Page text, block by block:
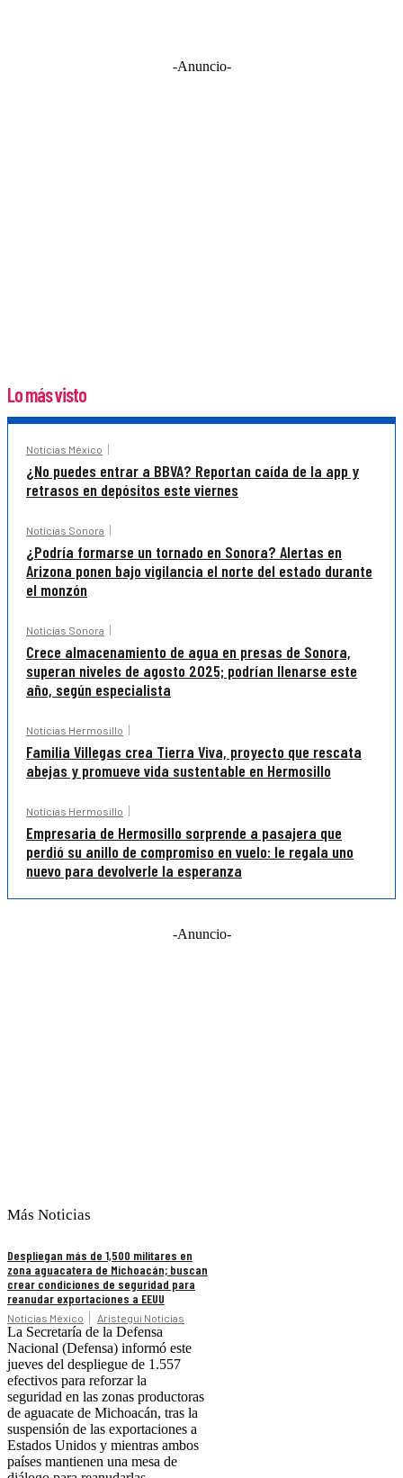
-Anuncio-
Lo más visto
Noticias México
¿No puedes entrar a BBVA? Reportan caída de la app y
retrasos en depósitos este viernes
Noticias Sonora
¿Podría formarse un tornado en Sonora? Alertas en
Arizona ponen bajo vigilancia el norte del estado durante
el monzón
Noticias Sonora
Crece almacenamiento de agua en presas de Sonora,
superan niveles de agosto 2025; podrían llenarse este
año, según especialista
Noticias Hermosillo
Familia Villegas crea Tierra Viva, proyecto que rescata
abejas y promueve vida sustentable en Hermosillo
Noticias Hermosillo
Empresaria de Hermosillo sorprende a pasajera que
perdió su anillo de compromiso en vuelo: le regala uno
nuevo para devolverle la esperanza
-Anuncio-
Más Noticias
Despliegan más de 1,500 militares en
zona aguacatera de Michoacán; buscan
crear condiciones de seguridad para
reanudar exportaciones a EEUU
Noticias México Aristegui Noticias
La Secretaría de la Defensa
Nacional (Defensa) informó este
jueves del despliegue de 1.557
efectivos para reforzar la
seguridad en las zonas productoras
de aguacate de Michoacán, tras la
suspensión de las exportaciones a
Estados Unidos y mientras ambos
países mantienen una mesa de